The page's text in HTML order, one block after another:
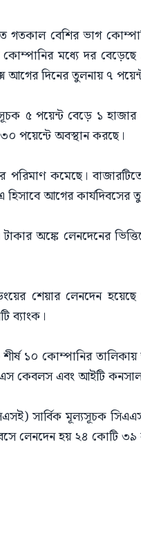
গতকাল বেশির ভাগ
মধ্যে দর
দিনের তুলনায় ৭
৫ পয়েন্ট বেড়ে ১
পয়েন্টে অবস্থান করছে।
কমেছে।
আগের
অঙ্কে লেনদেনের
শেয়ার লেনদেন
ব্যাংক।
১০ কোম্পানির
কেবলস এবং আইটি
সার্বিক মূল্যসূচক
লেনদেন হয় ২৪ কোটি ৩৯